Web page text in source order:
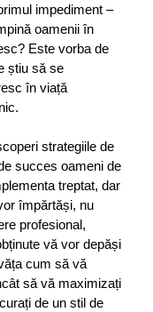
impediment –
oamenii în
Este vorba de
știu să se
în viață
strategiile de
succes oameni de
treptat, dar
împărtăși, nu
profesional,
vă vor depăși
cum să vă
să vă maximizați
de un stil de